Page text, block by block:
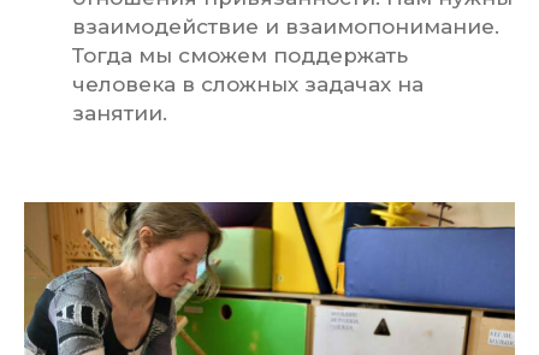
взаимодействие и взаимопонимание.
Тогда мы сможем поддержать
человека в сложных задачах на
занятии.